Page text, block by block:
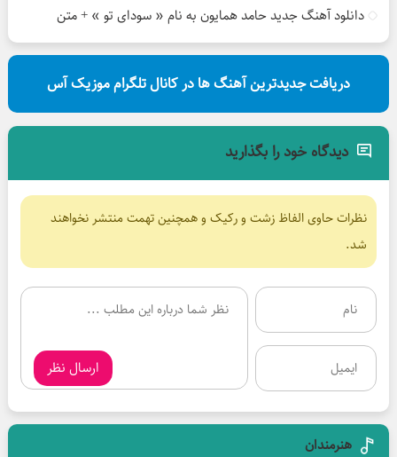
دانلود آهنگ جدید حامد همایون به نام « سودای تو » + متن
دریافت جدیدترین آهنگ ها در کانال تلگرام موزیک آس
دیدگاه خود را بگذارید
نظرات حاوی الفاظ زشت و رکیک و همچنین تهمت منتشر نخواهند
شد.
ارسال نظر
هنرمندان